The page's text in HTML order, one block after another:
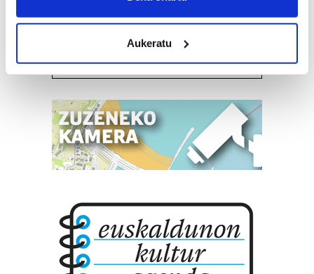
meters
Identify your device by actively scanning it for
specific characteristics (fingerprinting)
Find out more about how your personal data is processed
and set your preferences in thedetails section.
Guk eta gure bazkideek zure datu pertsonalak
prozesatzen ditugu, zure IP zenbakia, besteak beste,
teknologia erabiliz, cookieak adibidez, iragarki eta eduki
neurtzeko, jendeari buruzko informazioa biltzeko eta
produktuak garatzeko. Zure datuak nork eta zertarako
erabiltzen dituen hauta dezakezu.
Bazkide batzuek ez dizute baimenik eskatzen, eta beren
Aukeratu